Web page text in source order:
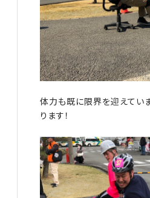
体力も既に限界を迎えてい
ります！